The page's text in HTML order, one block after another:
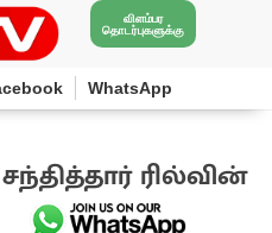
விளம்பர
தொடர்புகளுக்கு
WhatsApp
ரில்வின்